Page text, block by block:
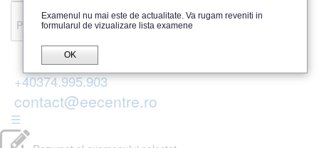
Recenzii
Parerea publicului
+40374.995.903
contact@eecentre.ro
☰
Examenul nu mai este de actualitate. Va rugam reveniti in
formularul de vizualizare lista examene
OK